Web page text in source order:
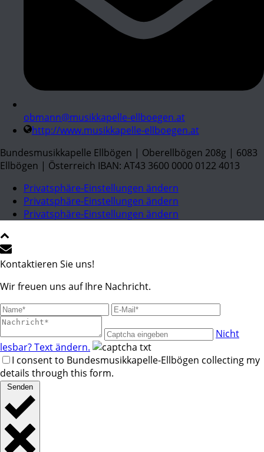
obmann@musikkapelle-ellboegen.at
http://www.musikkapelle-ellboegen.at
Bundesmusikkapelle Ellbögen | Oberellbögen 208g | 6083
Ellbögen | Österreich IBAN: AT43 3600 0000 0122 4013
Privatsphäre-Einstellungen ändern
Privatsphäre-Einstellungen ändern
Privatsphäre-Einstellungen ändern
Kontaktieren Sie uns!
Wir freuen uns auf Ihre Nachricht.
Nicht
lesbar? Text ändern.
I consent to Bundesmusikkapelle-Ellbögen collecting my
details through this form.
Senden